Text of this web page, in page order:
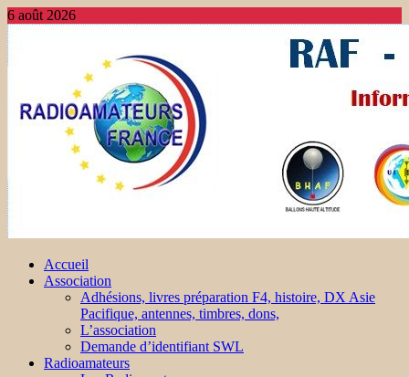
6 août 2026
Accueil
Association
Adhésions, livres préparation F4, histoire, DX Asie
Pacifique, antennes, timbres, dons,
L’association
Demande d’identifiant SWL
Radioamateurs